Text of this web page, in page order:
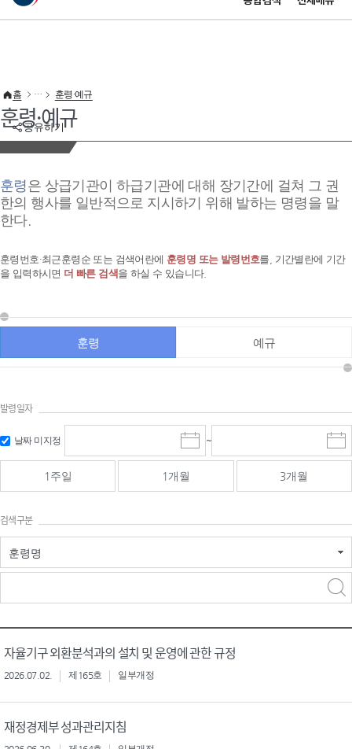
이 누리집은 대한민국 공식 전자정부 누리집입니다.
공유하기
홈 훈령·예규
훈령·예규
훈령은 상급기관이 하급기관에 대해 장기간에 걸쳐 그 권
한의 행사를 일반적으로 지시하기 위해 발하는 명령을 말
한다.
훈령번호·최근훈령순 또는 검색어란에 훈령명 또는 발령번호를, 기간별란에 기간
을 입력하시면 더 빠른 검색 을 하실 수 있습니다.
훈령 예규
발령일자
날짜 미지정
시
작
일
선
~
마
감
선
1주일 1개월 3개월
검색구분
훈령명
자율기구 외환분석과의 설치 및 운영에 관한 규정
2026.07.02. 제165호 일부개정
재정경제부 성과관리지침